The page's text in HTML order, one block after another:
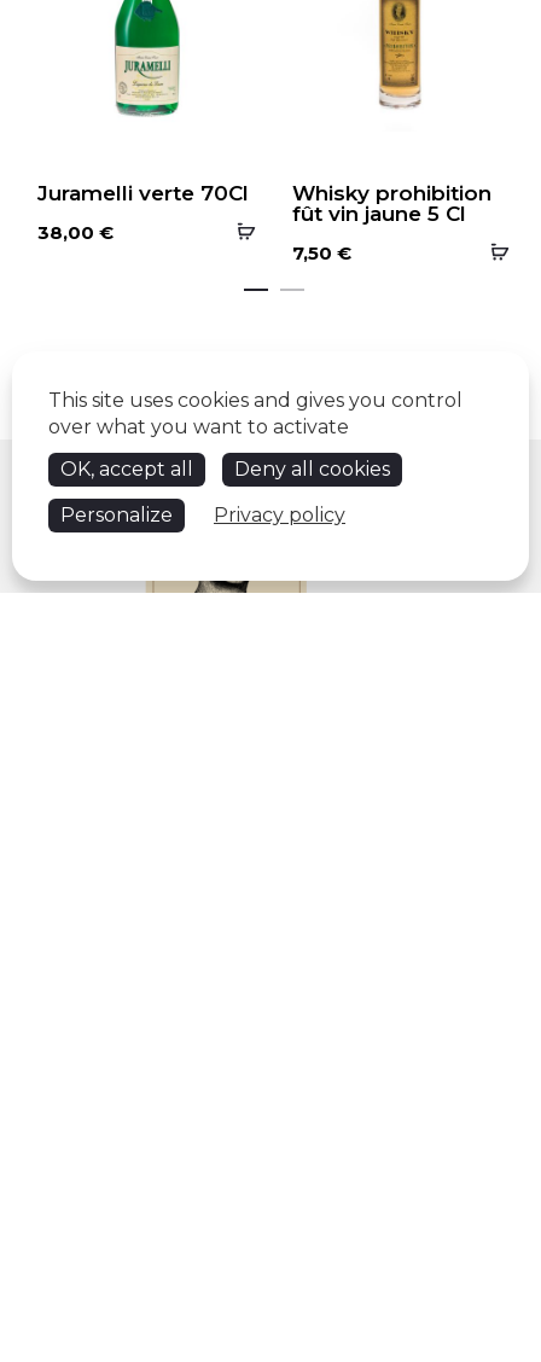
Juramelli verte 70Cl
38,00 €
Whisky prohibition
fût vin jaune 5 Cl
7,50 €
This site uses cookies and gives you control
over what you want to activate
OK, accept all
Deny all cookies
Personalize
Privacy policy